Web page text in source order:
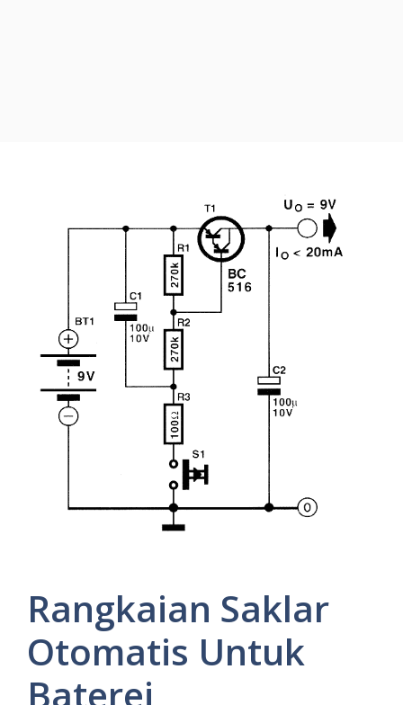
Rangkaian Saklar
Otomatis Untuk
Baterei